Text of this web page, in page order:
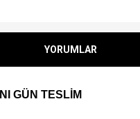
YORUMLAR
GÜN TESLİM